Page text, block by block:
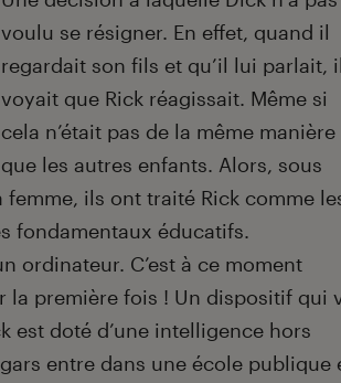
voulu se résigner. En effet, quand il
regardait son fils et qu’il lui parlait, il
voyait que Rick réagissait. Même si
cela n’était pas de la même manière
que les autres enfants. Alors, sous
femme, ils ont traité Rick comme
fondamentaux éducatifs.
ordinateur. C’est à ce moment
la première fois ! Un dispositif qui
est doté d’une intelligence hors
entre dans une école publique